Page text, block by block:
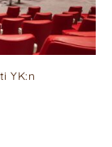
YK:n